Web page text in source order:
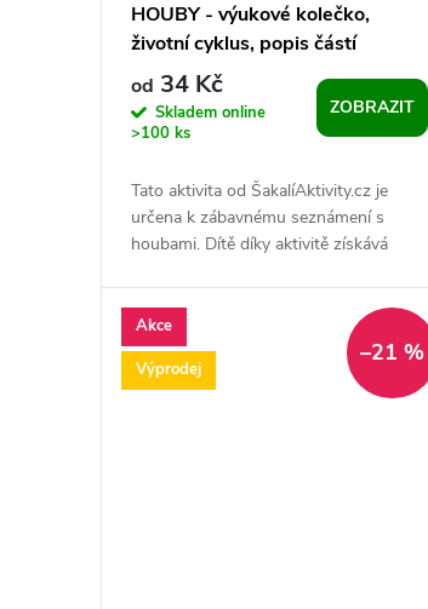
k
HOUBY - výukové kolečko,
životní cyklus, popis částí
od 34 Kč
Skladem online
>100 ks
ZOBRAZIT
Tato aktivita od ŠakalíAktivity.cz je
určena k zábavnému seznámení s
houbami. Dítě díky aktivitě získává
Akce
Výprodej
–21 %